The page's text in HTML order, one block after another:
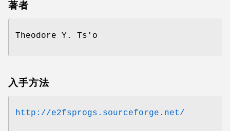
著者
Theodore Y. Ts'o
入手方法
http://e2fsprogs.sourceforge.net/